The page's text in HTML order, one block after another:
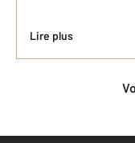
Lire plus